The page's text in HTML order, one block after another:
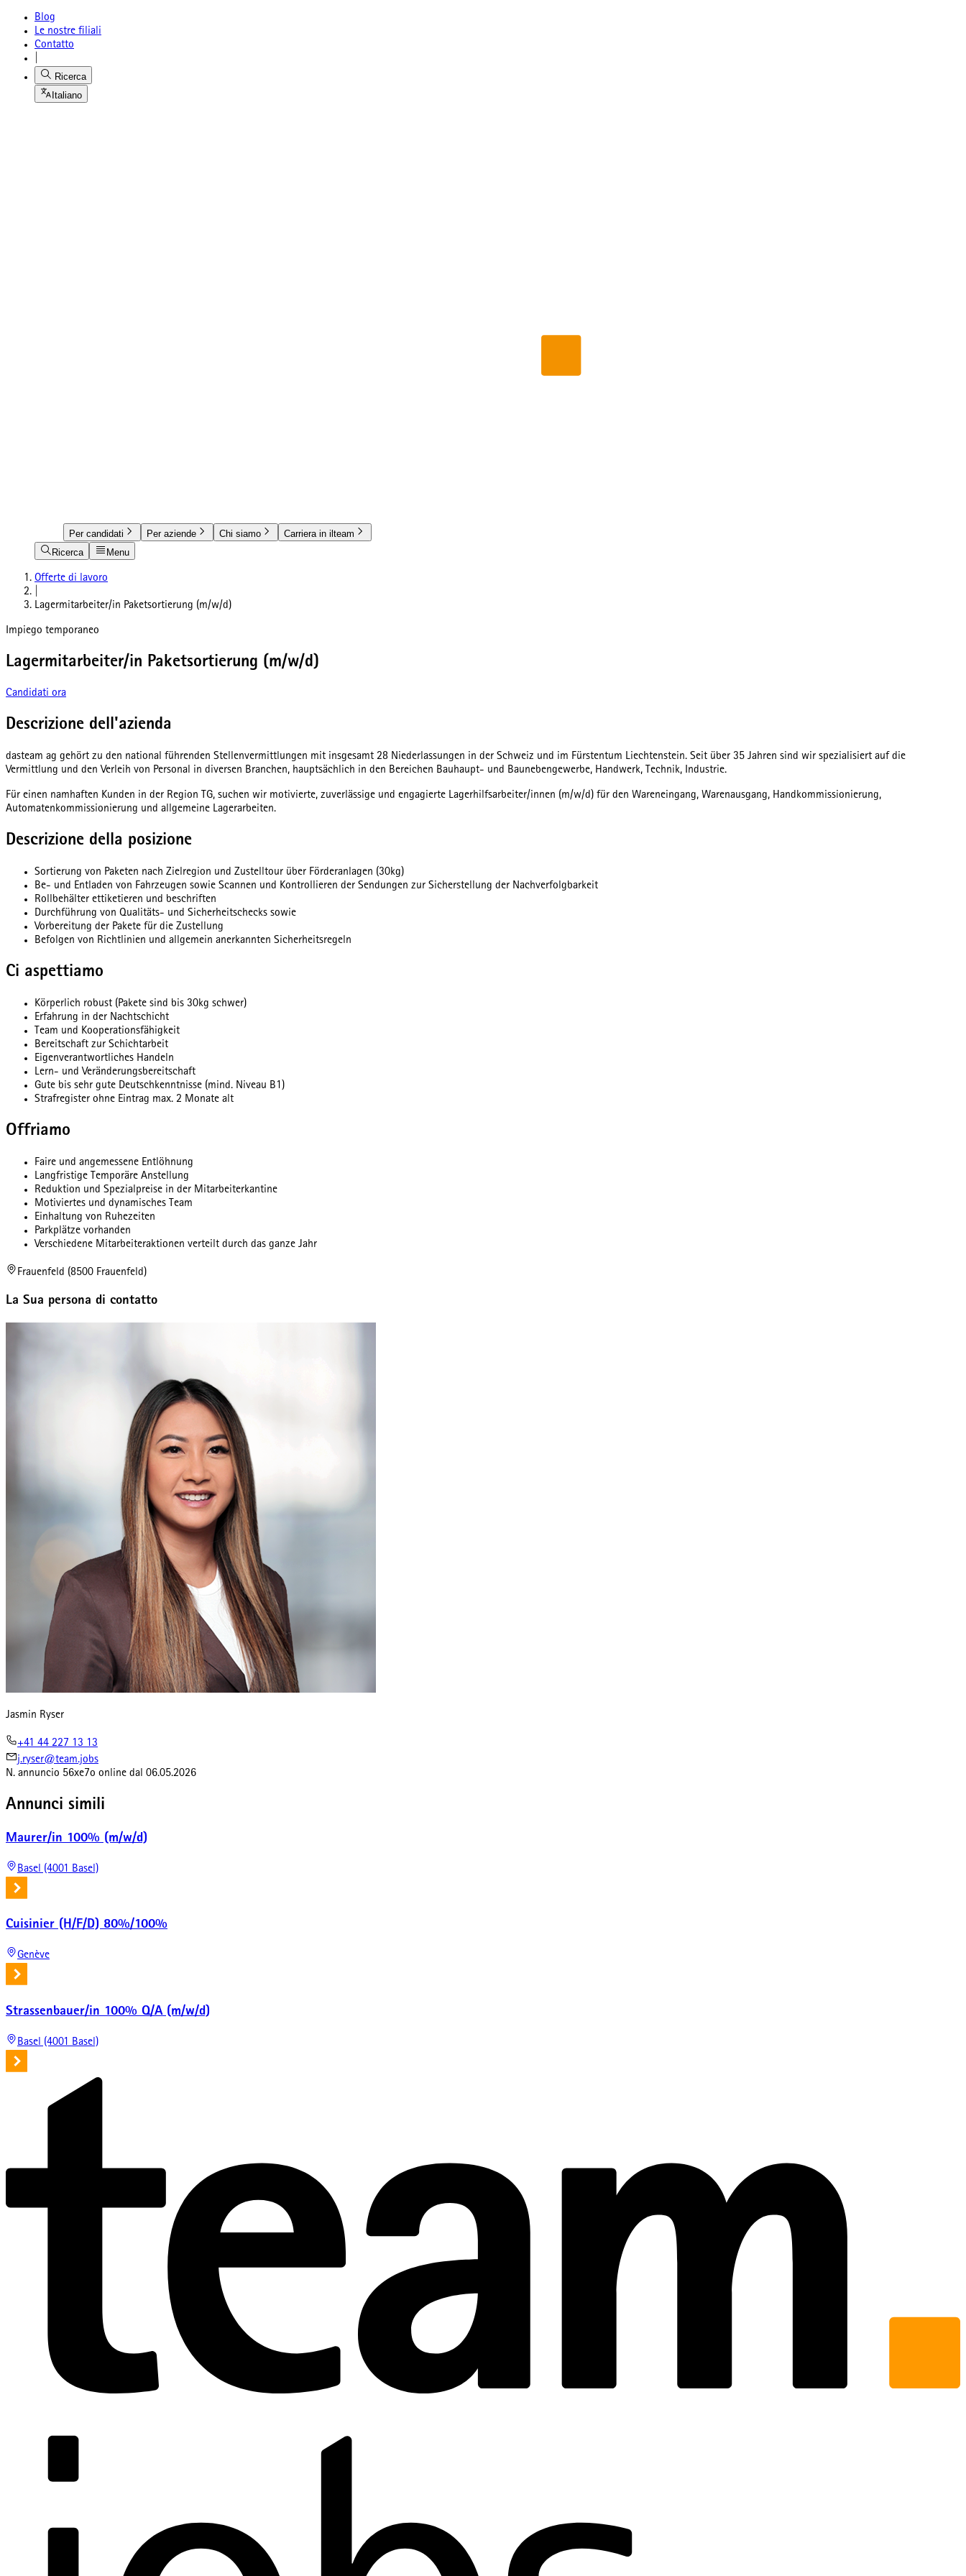
Blog
Le nostre filiali
Contatto
Ricerca
Italiano
Per candidati Per aziende Chi siamo
Carriera in ilteam
Ricerca
Menu
Offerte di lavoro
Lagermitarbeiter/in Paketsortierung (m/w/d)
Impiego temporaneo
Lagermitarbeiter/in Paketsortierung (m/w/d)
Candidati ora
Descrizione dell'azienda
dasteam ag gehört zu den national führenden Stellenvermittlungen mit insgesamt 28 Niederlassungen in der Schweiz und im Fürstentum Liechtenstein. Seit über 35 Jahren sind wir spezialisiert auf die
Vermittlung und den Verleih von Personal in diversen Branchen, hauptsächlich in den Bereichen Bauhaupt- und Baunebengewerbe, Handwerk, Technik, Industrie.
Für einen namhaften Kunden in der Region TG, suchen wir motivierte, zuverlässige und engagierte Lagerhilfsarbeiter/innen (m/w/d) für den Wareneingang, Warenausgang, Handkommissionierung,
Automatenkommissionierung und allgemeine Lagerarbeiten.
Descrizione della posizione
Sortierung von Paketen nach Zielregion und Zustelltour über Förderanlagen (30kg)
Be- und Entladen von Fahrzeugen sowie Scannen und Kontrollieren der Sendungen zur Sicherstellung der Nachverfolgbarkeit
Rollbehälter ettiketieren und beschriften
Durchführung von Qualitäts- und Sicherheitschecks sowie
Vorbereitung der Pakete für die Zustellung
Befolgen von Richtlinien und allgemein anerkannten Sicherheitsregeln
Ci aspettiamo
Körperlich robust (Pakete sind bis 30kg schwer)
Erfahrung in der Nachtschicht
Team und Kooperationsfähigkeit
Bereitschaft zur Schichtarbeit
Eigenverantwortliches Handeln
Lern- und Veränderungsbereitschaft
Gute bis sehr gute Deutschkenntnisse (mind. Niveau B1)
Strafregister ohne Eintrag max. 2 Monate alt
Offriamo
Faire und angemessene Entlöhnung
Langfristige Temporäre Anstellung
Reduktion und Spezialpreise in der Mitarbeiterkantine
Motiviertes und dynamisches Team
Einhaltung von Ruhezeiten
Parkplätze vorhanden
Verschiedene Mitarbeiteraktionen verteilt durch das ganze Jahr
Frauenfeld (8500 Frauenfeld)
La Sua persona di contatto
Jasmin Ryser
+41 44 227 13 13
j.ryser@team.jobs
N. annuncio 56xe7o online dal 06.05.2026
Annunci simili
Maurer/in 100% (m/w/d)
Basel (4001 Basel)
Cuisinier (H/F/D) 80%/100%
Genève
Strassenbauer/in 100% Q/A (m/w/d)
Basel (4001 Basel)